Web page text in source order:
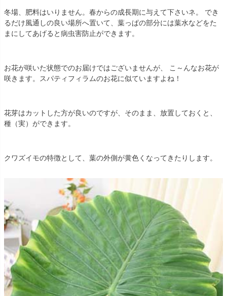
冬場、肥料はいりません。春からの成長期に与えて下さいネ。 でき
るだけ風通しの良い場所へ置いて、葉っぱの部分には葉水などをた
まにしてあげると病虫害防止ができます。
お花が咲いた状態でのお届けではございませんが、 こ～んなお花が
咲きます。スパティフィラムのお花に似ていますよね！
花芽はカットした方が良いのですが、そのまま、放置しておくと、
種（実）ができます。
クワズイモの特徴として、葉の外側が黄色くなってきたりします。